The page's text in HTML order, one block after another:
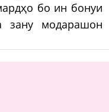
бо ин бонуи
зану модарашон